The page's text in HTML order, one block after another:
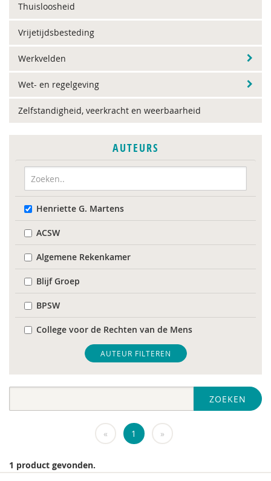
Thuisloosheid
Vrijetijdsbesteding
Werkvelden
Wet- en regelgeving
Zelfstandigheid, veerkracht en weerbaarheid
AUTEURS
Henriette G. Martens
ACSW
Algemene Rekenkamer
Blijf Groep
BPSW
College voor de Rechten van de Mens
De Raad voor Volksgezondheid & Samenleving
diverse
Fier
AUTEUR FILTEREN
ZOEKEN
« 1 »
1 product gevonden.